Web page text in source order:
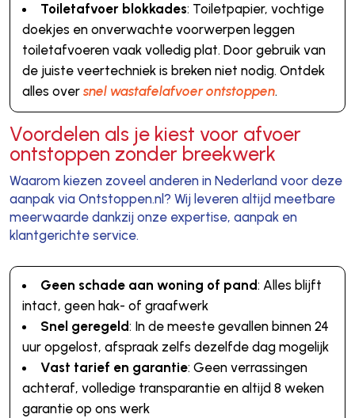
Toiletafvoer blokkades: Toiletpapier, vochtige
doekjes en onverwachte voorwerpen leggen
toiletafvoeren vaak volledig plat. Door gebruik van
de juiste veertechniek is breken niet nodig. Ontdek
alles over snel wastafelafvoer ontstoppen.
Voordelen als je kiest voor afvoer
ontstoppen zonder breekwerk
Waarom kiezen zoveel anderen in Nederland voor deze
aanpak via Ontstoppen.nl? Wij leveren altijd meetbare
meerwaarde dankzij onze expertise, aanpak en
klantgerichte service.
Geen schade aan woning of pand: Alles blijft
intact, geen hak- of graafwerk
Snel geregeld: In de meeste gevallen binnen 24
uur opgelost, afspraak zelfs dezelfde dag mogelijk
Vast tarief en garantie: Geen verrassingen
achteraf, volledige transparantie en altijd 8 weken
garantie op ons werk